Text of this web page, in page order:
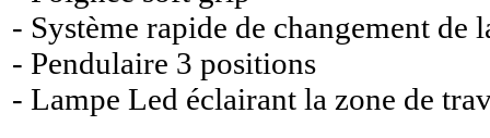
- Système rapide de changement de
- Pendulaire 3 positions
- Lampe Led éclairant la zone de